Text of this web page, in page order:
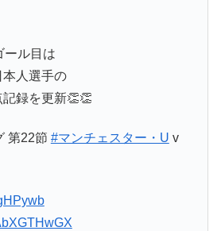
ール目は
本人選手の
録を更新👏👏
第22節 #マンチェスター・U v